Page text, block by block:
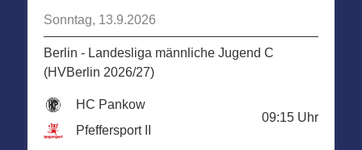
Sonntag, 13.9.2026
Berlin - Landesliga männliche Jugend C
(HVBerlin 2026/27)
HC Pankow
Pfeffersport II
09:15 Uhr